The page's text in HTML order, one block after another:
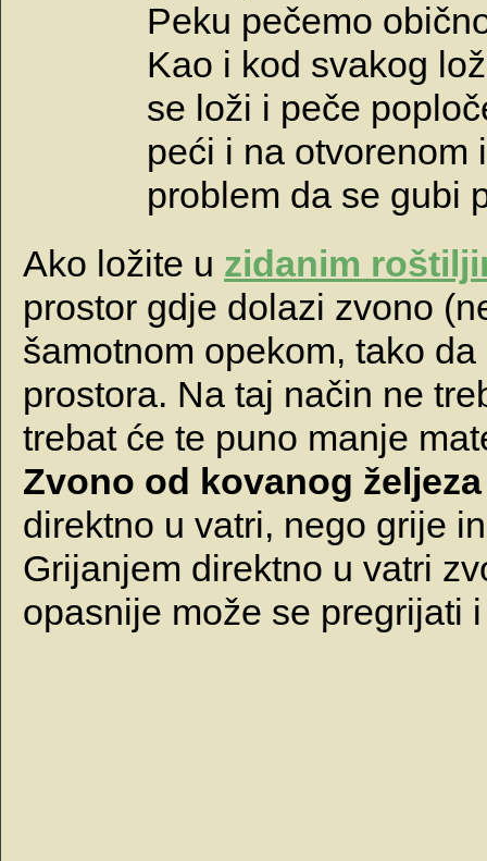
Peku pečemo
Kao i kod svakog
se loži i peče
peći i na otvorenom
problem da se gubi
Ako ložite u zidanim
prostor gdje dolazi zvono
šamotnom opekom, tako
prostora. Na taj način ne
trebat će te puno manje
Zvono od kovanog željeza
direktno u vatri, nego grije
Grijanjem direktno u vatri
opasnije može se pregrijati